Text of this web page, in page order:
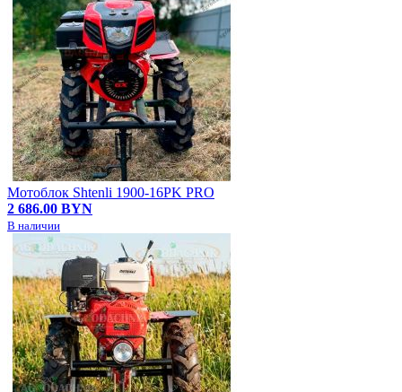
Мотоблок Shtenli 1900-16PK PRO
2 686.00 BYN
В наличии